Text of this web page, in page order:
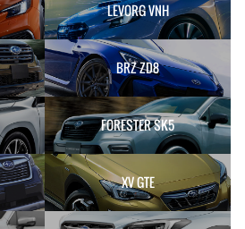
LEVORG VNH
BRZ ZD8
FORESTER SK5
XV GTE